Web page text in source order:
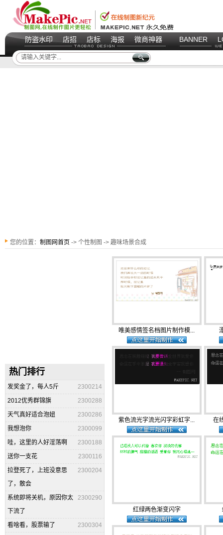
防盗水印 店招 店标 海报 微商神器 BANNER
您的位置： 制图网首页 -> 个性制图 -> 趣味场景合成
热门排行
2300214
发奖金了，每人5斤
2300288
2012优秀群锦旗
2300286
天气真好适合泡妞
2300099
我想泡你
2300188
哇，这里的人好淫荡啊
2300116
送你一支花
2300204
拉登死了，上班没意思
了，散会
2300290
系统即将关机，原因你太
下流了
2300304
看啥看，股票输了
唯美感情签名档图片制作模...
紫色流光字流光闪字彩虹字... 在
红绿两色渐变闪字